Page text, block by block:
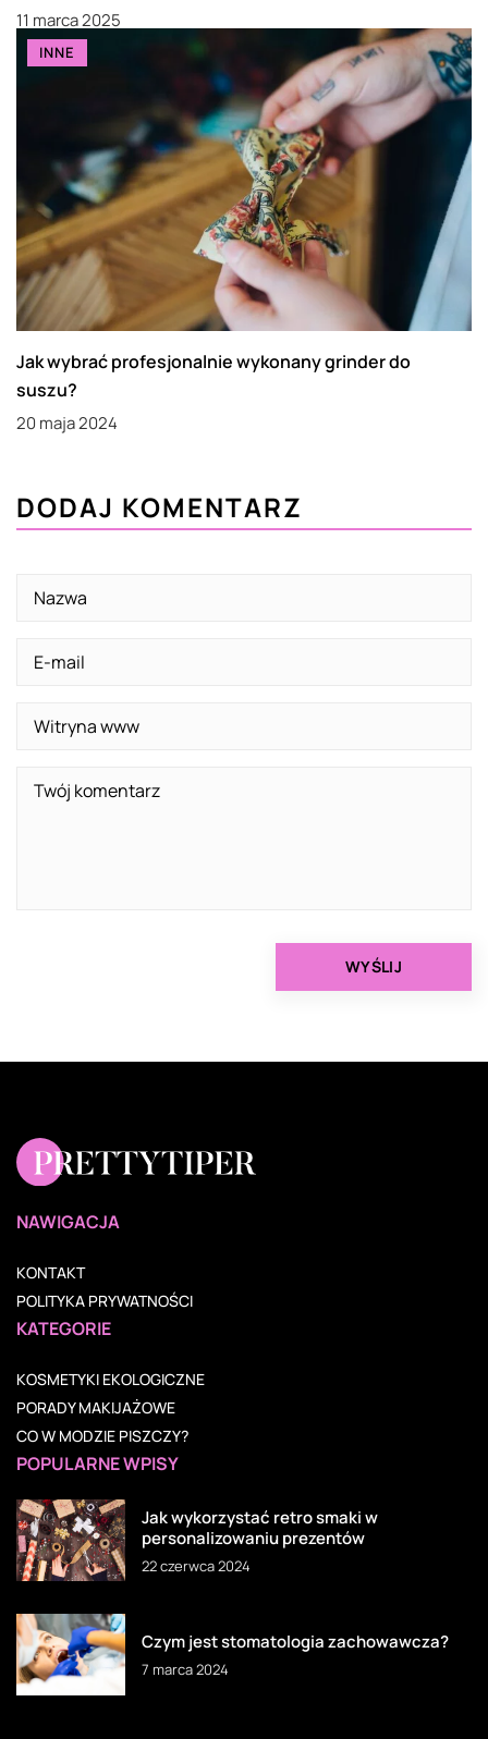
11 marca 2025
INNE
Jak wybrać profesjonalnie wykonany grinder do
suszu?
20 maja 2024
DODAJ KOMENTARZ
NAWIGACJA
KONTAKT
POLITYKA PRYWATNOŚCI
KATEGORIE
KOSMETYKI EKOLOGICZNE
PORADY MAKIJAŻOWE
CO W MODZIE PISZCZY?
POPULARNE WPISY
Jak wykorzystać retro smaki w
personalizowaniu prezentów
22 czerwca 2024
Czym jest stomatologia zachowawcza?
7 marca 2024